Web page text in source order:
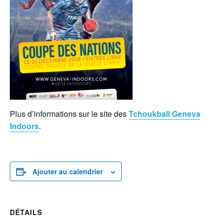
Plus d’informations sur le site desTchoukball Geneva
Indoors.
Ajouter au calendrier
DÉTAILS